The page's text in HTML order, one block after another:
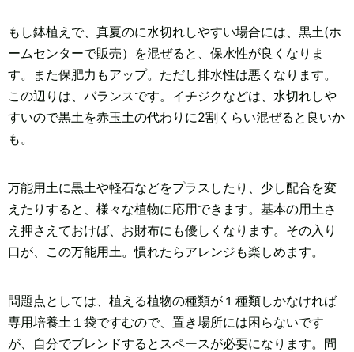
もし鉢植えで、真夏のに水切れしやすい場合には、黒土(ホ
ームセンターで販売）を混ぜると、保水性が良くなりま
す。また保肥力もアップ。ただし排水性は悪くなります。
この辺りは、バランスです。イチジクなどは、水切れしや
すいので黒土を赤玉土の代わりに2割くらい混ぜると良いか
も。
万能用土に黒土や軽石などをプラスしたり、少し配合を変
えたりすると、様々な植物に応用できます。基本の用土さ
え押さえておけば、お財布にも優しくなります。その入り
口が、この万能用土。慣れたらアレンジも楽しめます。
問題点としては、植える植物の種類が１種類しかなければ
専用培養土１袋ですむので、置き場所には困らないです
が、自分でブレンドするとスペースが必要になります。問